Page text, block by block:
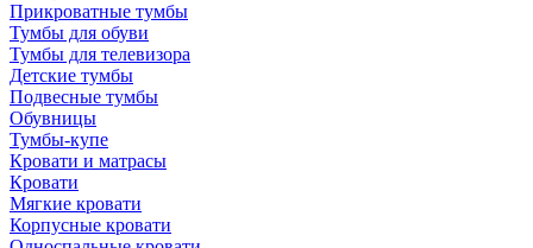
Прикроватные тумбы
Тумбы для обуви
Тумбы для телевизора
Детские тумбы
Подвесные тумбы
Обувницы
Тумбы-купе
Кровати и матрасы
Кровати
Мягкие кровати
Корпусные кровати